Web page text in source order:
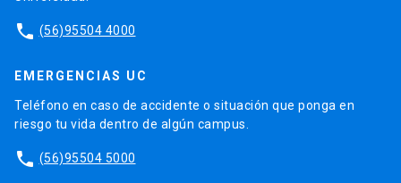
phone (56)95504 4000
EMERGENCIAS UC
Teléfono en caso de accidente o situación que ponga en
riesgo tu vida dentro de algún campus.
phone (56)95504 5000